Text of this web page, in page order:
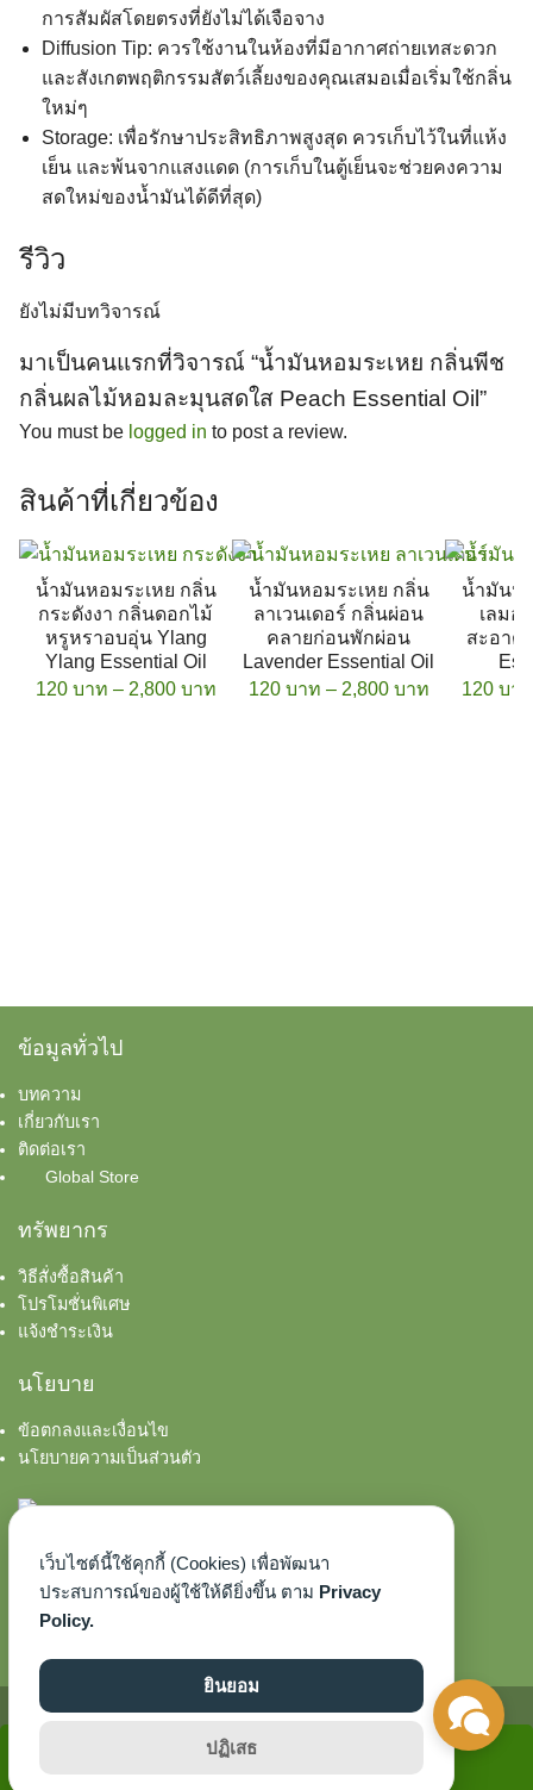
หยิบใส่ตะกร้า
การสัมผัสโดยตรงที่ยังไม่ได้เจือจาง
Diffusion Tip: ควรใช้งานในห้องที่มีอากาศถ่ายเทสะดวก
และสังเกตพฤติกรรมสัตว์เลี้ยงของคุณเสมอเมื่อเริ่มใช้กลิ่น
ใหม่ๆ
Storage: เพื่อรักษาประสิทธิภาพสูงสุด ควรเก็บไว้ในที่แห้ง
เย็น และพ้นจากแสงแดด (การเก็บในตู้เย็นจะช่วยคงความ
สดใหม่ของน้ำมันได้ดีที่สุด)
รีวิว
ยังไม่มีบทวิจารณ์
มาเป็นคนแรกที่วิจารณ์ “น้ำมันหอมระเหย กลิ่นพีช
กลิ่นผลไม้หอมละมุนสดใส Peach Essential Oil”
You must be logged in to post a review.
สินค้าที่เกี่ยวข้อง
น้ำมันหอมระเหย กลิ่น
กระดังงา กลิ่นดอกไม้
หรูหราอบอุ่น Ylang
Ylang Essential Oil
120 บาท – 2,800 บาทPrice range: 120 บาท through 2,800
น้ำมันหอมระเหย กลิ่น
ลาเวนเดอร์ กลิ่นผ่อน
คลายก่อนพักผ่อน
Lavender Essential Oil
120 บาท – 2,800 บาทPrice
น้ำมันห
เลมอ
สะอาด
120 บาท
ข้อมูลทั่วไป
บทความ
เกี่ยวกับเรา
ติดต่อเรา
Global Store
ทรัพยากร
วิธีสั่งซื้อสินค้า
โปรโมชั่นพิเศษ
แจ้งชำระเงิน
นโยบาย
ข้อตกลงและเงื่อนไข
นโยบายความเป็นส่วนตัว
©2026 AROMASCENTED.COM. ALL RIGHTS RESERVED.
เว็บไซต์นี้ใช้คุกกี้ (Cookies) เพื่อพัฒนา
ประสบการณ์ของผู้ใช้ให้ดียิ่งขึ้น ตาม Privacy
Policy.
ยินยอม
ปฏิเสธ